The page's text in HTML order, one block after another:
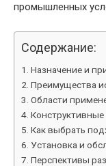
промышленных
Содержание:
Назначение и
Преимущества
Области
Как выбрать
Установка и
Перспективы